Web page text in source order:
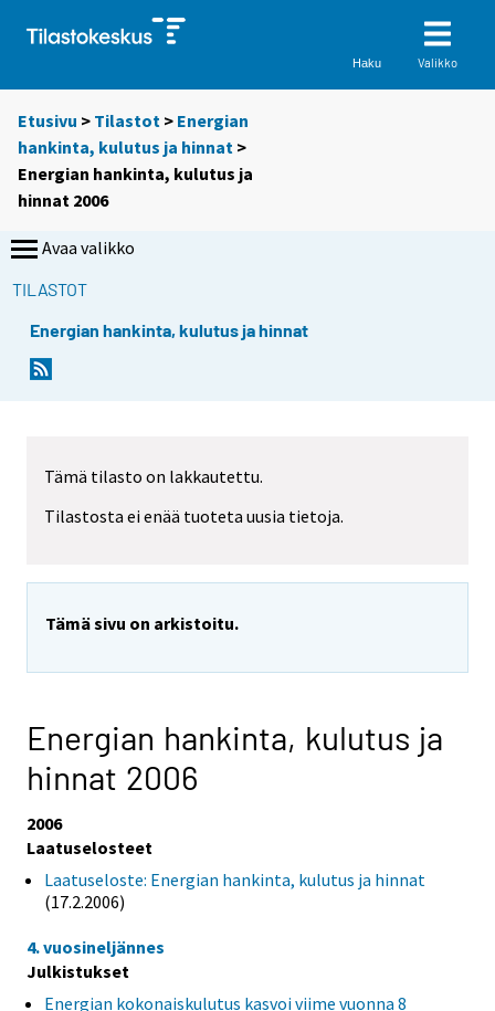
Haku Valikko
Etusivu > Tilastot > Energian
hankinta, kulutus ja hinnat >
Energian hankinta, kulutus ja
hinnat 2006
Avaa valikko
TILASTOT
Energian hankinta, kulutus ja hinnat
Tämä tilasto on lakkautettu.
Tilastosta ei enää tuoteta uusia tietoja.
Tämä sivu on arkistoitu.
Energian hankinta, kulutus ja
hinnat 2006
2006
Laatuselosteet
Laatuseloste: Energian hankinta, kulutus ja hinnat
(17.2.2006)
4. vuosineljännes
Julkistukset
Energian kokonaiskulutus kasvoi viime vuonna 8